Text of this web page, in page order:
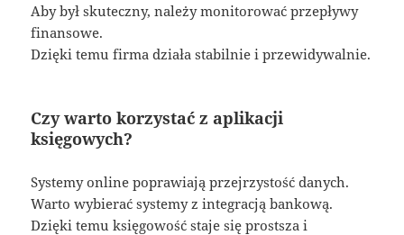
Aby był skuteczny, należy monitorować przepływy
finansowe.
Dzięki temu firma działa stabilnie i przewidywalnie.
Czy warto korzystać z aplikacji
księgowych?
Systemy online poprawiają przejrzystość danych.
Warto wybierać systemy z integracją bankową.
Dzięki temu księgowość staje się prostsza i